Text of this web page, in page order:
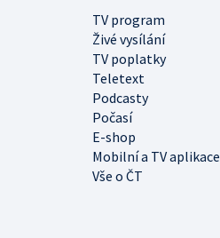
TV program
Živé vysílání
TV poplatky
Teletext
Podcasty
Počasí
E-shop
Mobilní a TV aplikace
Vše o ČT